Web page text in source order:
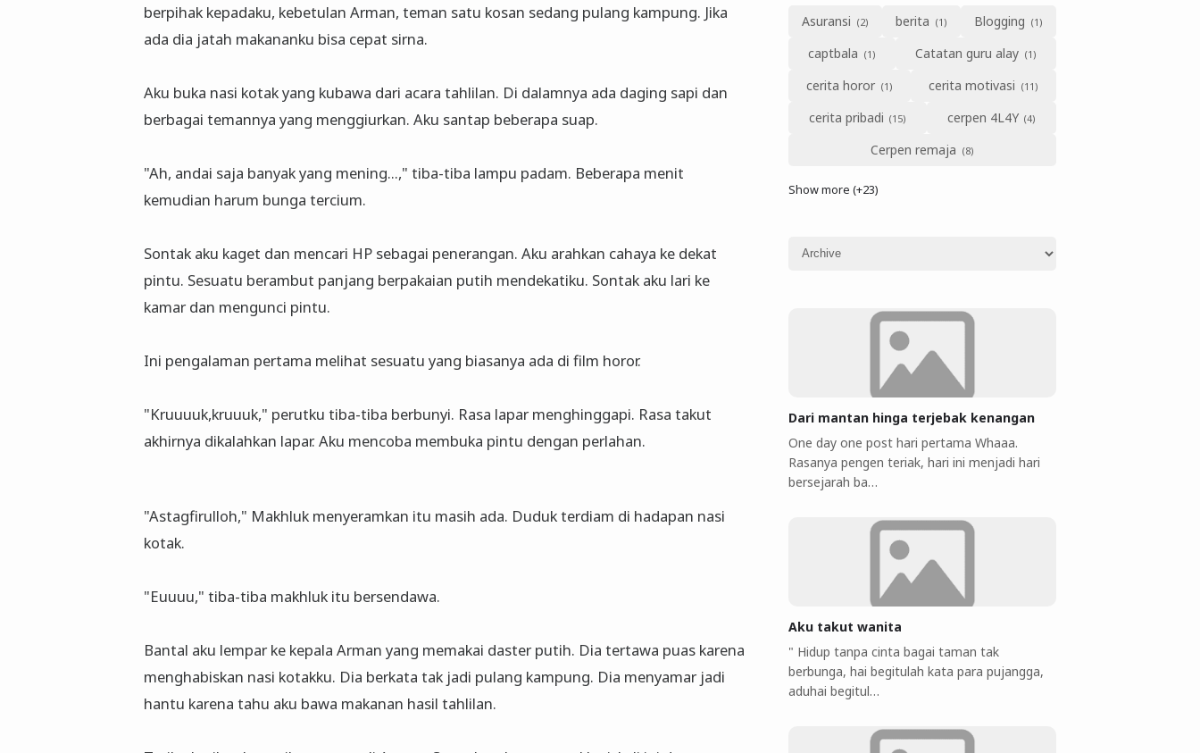
berpihak kepadaku, kebetulan Arman, teman satu kosan sedang pulang kampung. Jika
ada dia jatah makananku bisa cepat sirna.
Aku buka nasi kotak yang kubawa dari acara tahlilan. Di dalamnya ada daging sapi dan
berbagai temannya yang menggiurkan. Aku santap beberapa suap.
"Ah, andai saja banyak yang mening...," tiba-tiba lampu padam. Beberapa menit
kemudian harum bunga tercium.
Sontak aku kaget dan mencari HP sebagai penerangan. Aku arahkan cahaya ke dekat
pintu. Sesuatu berambut panjang berpakaian putih mendekatiku. Sontak aku lari ke
kamar dan mengunci pintu.
Ini pengalaman pertama melihat sesuatu yang biasanya ada di film horor.
"Kruuuuk,kruuuk," perutku tiba-tiba berbunyi. Rasa lapar menghinggapi. Rasa takut
akhirnya dikalahkan lapar. Aku mencoba membuka pintu dengan perlahan.
"Astagfirulloh," Makhluk menyeramkan itu masih ada. Duduk terdiam di hadapan nasi
kotak.
"Euuuu," tiba-tiba makhluk itu bersendawa.
Bantal aku lempar ke kepala Arman yang memakai daster putih. Dia tertawa puas karena
menghabiskan nasi kotakku. Dia berkata tak jadi pulang kampung. Dia menyamar jadi
hantu karena tahu aku bawa makanan hasil tahlilan.
Asuransi berita
Blogging
captbala
Catatan guru alay
cerita horor
cerita motivasi
cerita pribadi
cerpen 4L4Y
Cerpen remaja
Show more (+23)
Dari mantan hinga terjebak kenangan
One day one post hari pertama Whaaa.
Rasanya pengen teriak, hari ini menjadi hari
bersejarah ba…
Aku takut wanita
" Hidup tanpa cinta bagai taman tak
berbunga, hai begitulah kata para pujangga,
aduhai begitul…